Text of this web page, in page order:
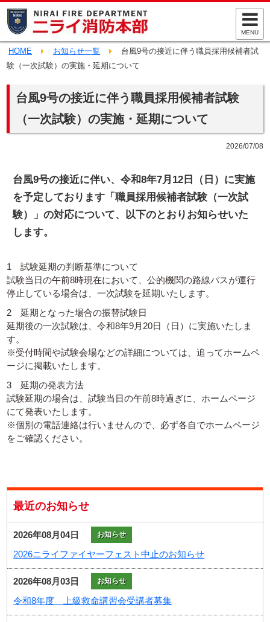
MENU
HOME お知らせ一覧
台風9号の接近に伴う職員採用候補者試
験（一次試験）の実施・延期について
台風9号の接近に伴う職員採用候補者試験
（一次試験）の実施・延期について
2026/07/08
台風9号の接近に伴い、令和8年7月12日（日）に実施
を予定しております「職員採用候補者試験（一次試
験）」の対応について、以下のとおりお知らせいた
します。
1 試験延期の判断基準について
試験当日の午前8時現在において、公的機関の路線バスが運行
停止している場合は、一次試験を延期いたします。
2 延期となった場合の振替試験日
延期後の一次試験は、令和8年9月20日（日）に実施いたしま
す。
※受付時間や試験会場などの詳細については、追ってホームペ
ージに掲載いたします。
3 延期の発表方法
試験延期の場合は、試験当日の午前8時過ぎに、ホームページ
にて発表いたします。
※個別の電話連絡は行いませんので、必ず各自でホームページ
をご確認ください。
最近のお知らせ
2026年08月04日 お知らせ
2026ニライファイヤーフェスト中止のお知らせ
2026年08月03日 お知らせ
令和8年度 上級救命講習会受講者募集